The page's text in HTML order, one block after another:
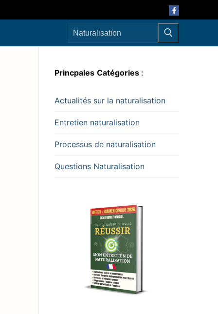
Princpales Catégories :
Actualités sur la naturalisation
Entretien naturalisation
Processus de naturalisation
Questions Naturalisation